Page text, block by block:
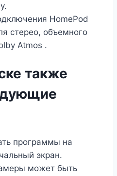
HomePod
стерео, объемного
Atmos .
также
программы на
экран.
может быть